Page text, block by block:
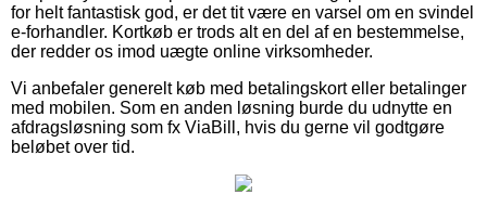
for helt fantastisk god, er det tit være en varsel om en svindel
e-forhandler. Kortkøb er trods alt en del af en bestemmelse,
der redder os imod uægte online virksomheder.
Vi anbefaler generelt køb med betalingskort eller betalinger
med mobilen. Som en anden løsning burde du udnytte en
afdragsløsning som fx ViaBill, hvis du gerne vil godtgøre
beløbet over tid.